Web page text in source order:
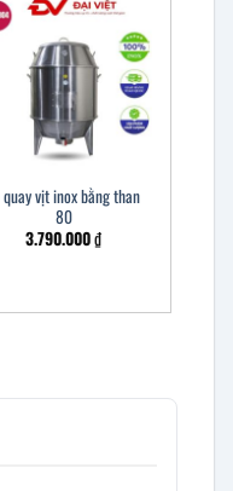
quay vịt inox bằng than
80
3.790.000₫